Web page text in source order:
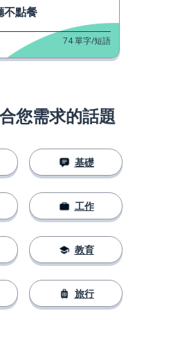
不點餐
74單字/短語
您需求的話題
基礎
工作
教育
旅行